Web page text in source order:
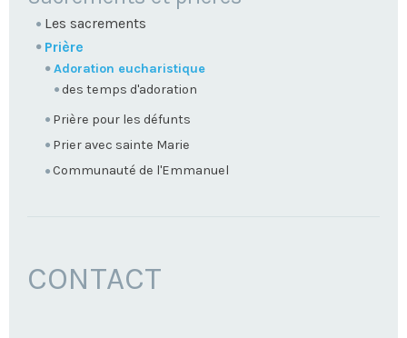
Les sacrements
Prière
Adoration eucharistique
des temps d'adoration
Prière pour les défunts
Prier avec sainte Marie
Communauté de l'Emmanuel
CONTACT